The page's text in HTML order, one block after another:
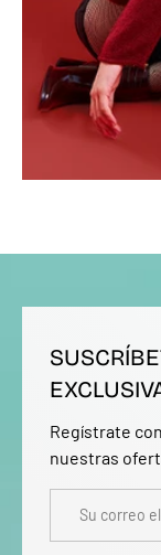
Regístrate
nuestras